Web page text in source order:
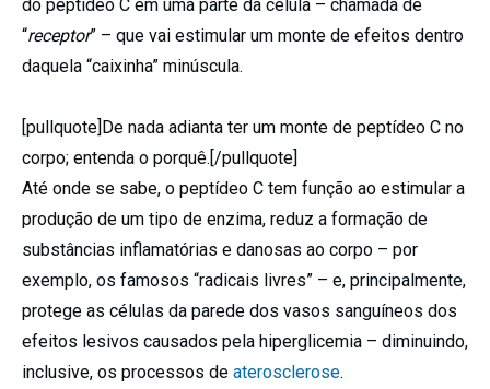
do peptídeo C em uma parte da célula – chamada de
“receptor” – que vai estimular um monte de efeitos dentro
daquela “caixinha” minúscula.
[pullquote]De nada adianta ter um monte de peptídeo C no
corpo; entenda o porquê.[/pullquote]
Até onde se sabe, o peptídeo C tem função ao estimular a
produção de um tipo de enzima, reduz a formação de
substâncias inflamatórias e danosas ao corpo – por
exemplo, os famosos “radicais livres” – e, principalmente,
protege as células da parede dos vasos sanguíneos dos
efeitos lesivos causados pela hiperglicemia – diminuindo,
inclusive, os processos de aterosclerose.